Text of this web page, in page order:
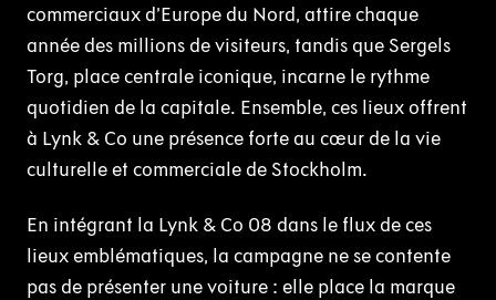
commerciaux d’Europe du Nord, attire chaque
année des millions de visiteurs, tandis que Sergels
Torg, place centrale iconique, incarne le rythme
quotidien de la capitale. Ensemble, ces lieux offrent
à Lynk & Co une présence forte au cœur de la vie
culturelle et commerciale de Stockholm.
En intégrant la Lynk & Co 08 dans le flux de ces
lieux emblématiques, la campagne ne se contente
pas de présenter une voiture : elle place la marque